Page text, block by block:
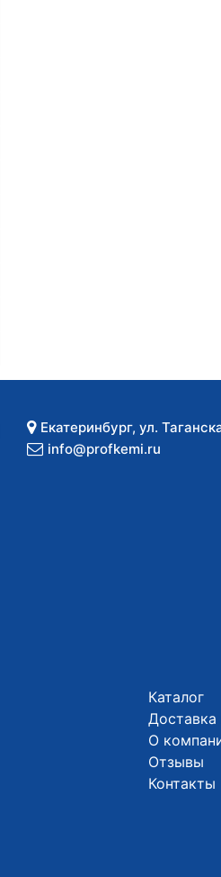
Екатеринбург, ул.
info@profkemi.ru
Каталог
Доставка
О
Отзывы
Контакты